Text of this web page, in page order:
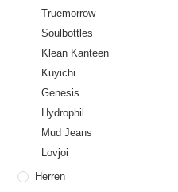
Truemorrow
Soulbottles
Klean Kanteen
Kuyichi
Genesis
Hydrophil
Mud Jeans
Lovjoi
Herren